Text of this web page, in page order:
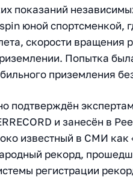
показаний
юной спортсменкой,
скорости вращения
Попытка
приземления
подтверждён
и занесён в
известный в СМИ как
рекорд,
регистрации